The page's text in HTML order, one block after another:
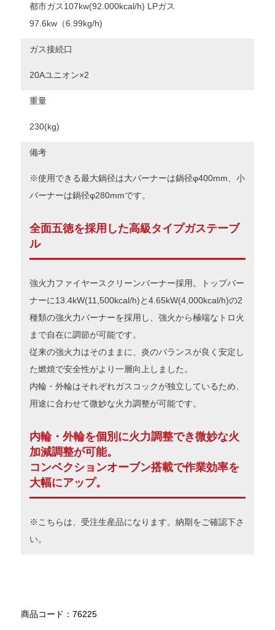
都市ガス107kw(92.000kcal/h) LPガス
97.6kw（6.99kg/h)
ガス接続口
20Aユニオン×2
重量
230(kg)
備考
※使用できる最大鍋径は大バーナーは鍋径φ400mm、小
バーナーは鍋径φ280mmです。
全面五徳を採用した高級タイプガステーブ
ル
強火力ファイヤースクリーンバーナー採用。トップバー
ナーに13.4kW(11,500kcal/h)と4.65kW(4,000kcal/h)の2
種類の強火力バーナーを採用し、強火から極端なトロ火
まで自在に調節が可能です。
従来の強火力はそのままに、炎のバランスが良く安定し
た燃焼で安全性がより一層向上しました。
内輪・外輪はそれぞれガスコックが独立しているため、
用途に合わせて微妙な火力調整が可能です。
内輪・外輪を個別に火力調整でき微妙な火
加減調整が可能。
コンベクションオーブン搭載で作業効率を
大幅にアップ。
※こちらは、受注生産品になります。納期をご確認下さ
い。
商品コード：76225